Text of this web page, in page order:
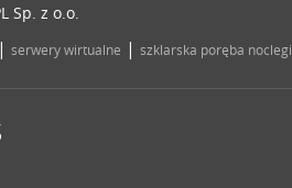
Sp. z o.o.
serwery wirtualne | szklarska poręba noclegi